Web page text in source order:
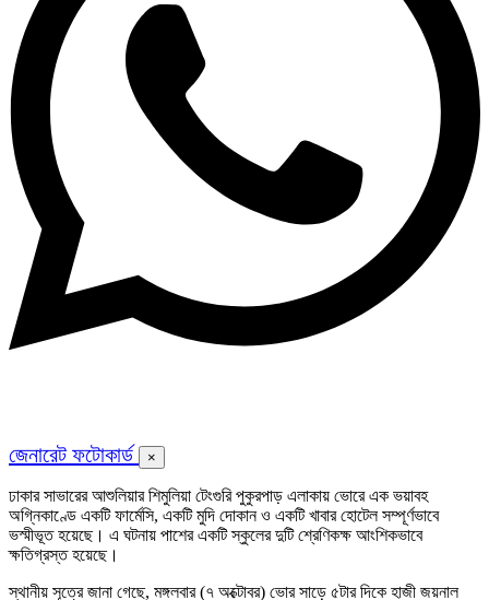
জেনারেট ফটোকার্ড ×
ঢাকার সাভারের আশুলিয়ার শিমুলিয়া টেংগুরি পুকুরপাড় এলাকায় ভোরে এক ভয়াবহ
অগ্নিকাণ্ডে একটি ফার্মেসি, একটি মুদি দোকান ও একটি খাবার হোটেল সম্পূর্ণভাবে
ভস্মীভূত হয়েছে। এ ঘটনায় পাশের একটি স্কুলের দুটি শ্রেণিকক্ষ আংশিকভাবে
ক্ষতিগ্রস্ত হয়েছে।
স্থানীয় সূত্রে জানা গেছে, মঙ্গলবার (৭ অক্টোবর) ভোর সাড়ে ৫টার দিকে হাজী জয়নাল